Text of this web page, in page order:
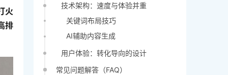
火
排
技术架构：速度与体验并重
关键词布局技巧
AI辅助内容生成
用户体验：转化导向的设计
常见问题解答（FAQ）